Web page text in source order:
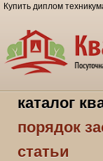
Купить диплом
каталог
порядок
статьи